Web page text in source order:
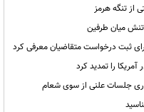
از تنگه هرمز
تنش میان طرفین
ثبت درخواست متقاضیان معرفی کرد
را تمدید کرد
جلسات علنی از سوی شعام